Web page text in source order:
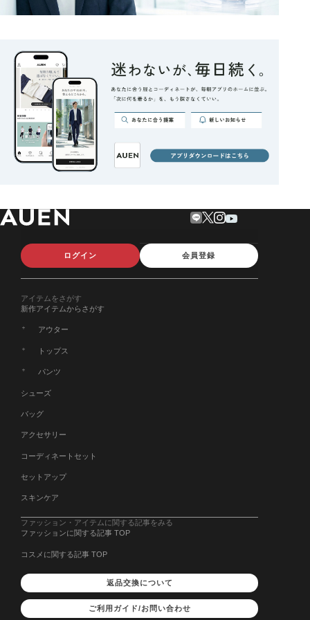
ログイン 会員登録
アイテムをさがす
新作アイテムからさがす
アウター
トップス
パンツ
シューズ
バッグ
アクセサリー
コーディネートセット
セットアップ
スキンケア
ファッション・アイテムに関する記事をみる
ファッションに関する記事 TOP
コスメに関する記事 TOP
返品交換について
ご利用ガイド/お問い合わせ